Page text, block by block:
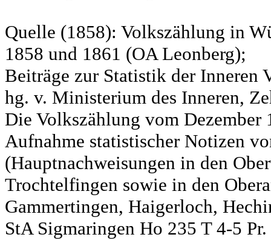
Quelle (1858): Volkszählung in
1858 und 1861 (OA Leonberg);
Beiträge zur Statistik der Inneren
hg. v. Ministerium des Inneren,
Die Volkszählung vom
Aufnahme statistischer Notizen
(Hauptnachweisungen in den
Trochtelfingen sowie in den
Gammertingen, Haigerloch,
StA Sigmaringen Ho 235 T 4-5